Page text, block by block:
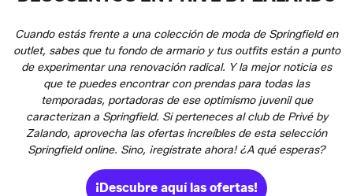
Cuando estás frente a una colección de moda de Springfield en
outlet, sabes que tu fondo de armario y tus outfits están a punto
de experimentar una renovación radical. Y la mejor noticia es
que te puedes encontrar con prendas para todas las
temporadas, portadoras de ese optimismo juvenil que
caracterizan a Springfield. Si perteneces al club de Privé by
Zalando, aprovecha las ofertas increíbles de esta selección
Springfield online. Sino, ¡regístrate ahora! ¿A qué esperas?
¡Descubre aquí las ofertas!